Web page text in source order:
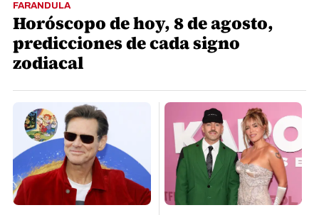
FARANDULA
Horóscopo de hoy, 8 de agosto,
predicciones de cada signo
zodiacal